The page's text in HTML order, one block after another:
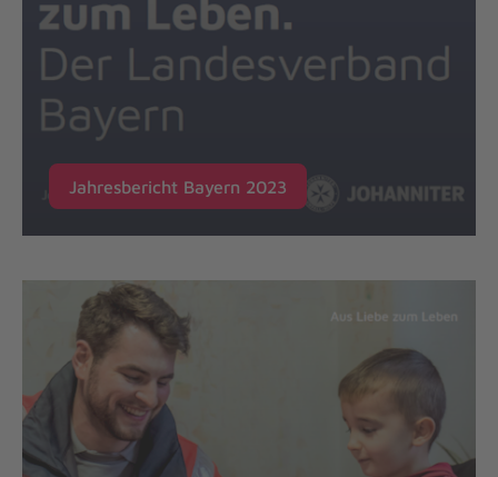
Jahresbericht Bayern 2023